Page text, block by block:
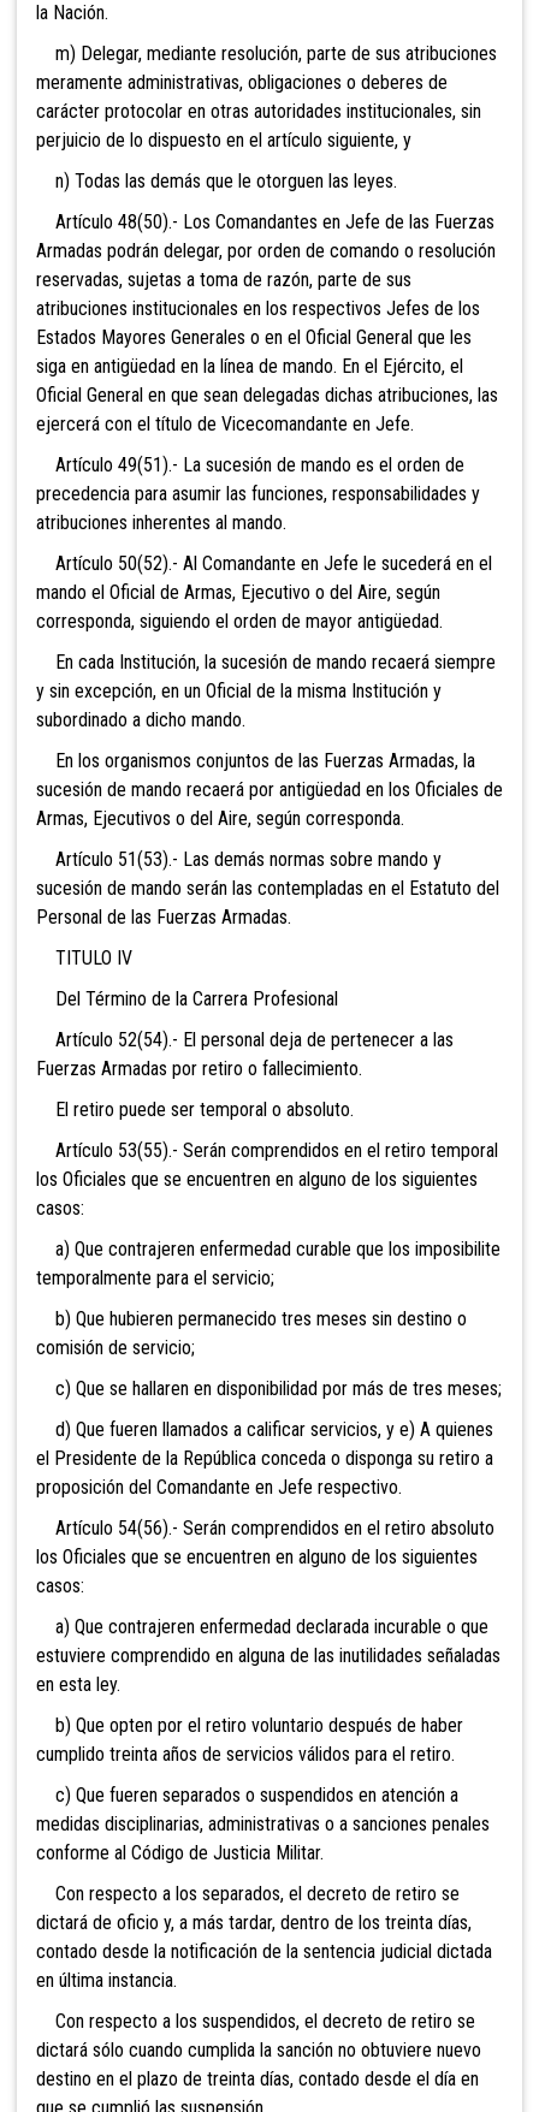
la Nación.
m) Delegar, mediante resolución, parte de sus atribuciones
meramente administrativas, obligaciones o deberes de
carácter protocolar en otras autoridades institucionales, sin
perjuicio de lo dispuesto en el artículo siguiente, y
n) Todas las demás que le otorguen las leyes.
Artículo 48(50).- Los Comandantes en Jefe de las Fuerzas
Armadas podrán delegar, por orden de comando o resolución
reservadas, sujetas a toma de razón, parte de sus
atribuciones institucionales en los respectivos Jefes de los
Estados Mayores Generales o en el Oficial General que les
siga en antigüedad en la línea de mando. En el Ejército, el
Oficial General en que sean delegadas dichas atribuciones, las
ejercerá con el título de Vicecomandante en Jefe.
Artículo 49(51).- La sucesión de mando es el orden de
precedencia para asumir las funciones, responsabilidades y
atribuciones inherentes al mando.
Artículo 50(52).- Al Comandante en Jefe le sucederá en el
mando el Oficial de Armas, Ejecutivo o del Aire, según
corresponda, siguiendo el orden de mayor antigüedad.
En cada Institución, la sucesión de mando recaerá siempre
y sin excepción, en un Oficial de la misma Institución y
subordinado a dicho mando.
En los organismos conjuntos de las Fuerzas Armadas, la
sucesión de mando recaerá por antigüedad en los Oficiales de
Armas, Ejecutivos o del Aire, según corresponda.
Artículo 51(53).- Las demás normas sobre mando y
sucesión de mando serán las contempladas en el Estatuto del
Personal de las Fuerzas Armadas.
TITULO IV
Del Término de la Carrera Profesional
Artículo 52(54).- El personal deja de pertenecer a las
Fuerzas Armadas por retiro o fallecimiento.
El retiro puede ser temporal o absoluto.
Artículo 53(55).- Serán comprendidos en el retiro temporal
los Oficiales que se encuentren en alguno de los siguientes
casos:
a) Que contrajeren enfermedad curable que los imposibilite
temporalmente para el servicio;
b) Que hubieren permanecido tres meses sin destino o
comisión de servicio;
c) Que se hallaren en disponibilidad por más de tres meses;
d) Que fueren llamados a calificar servicios, y e) A quienes
el Presidente de la República conceda o disponga su retiro a
proposición del Comandante en Jefe respectivo.
Artículo 54(56).- Serán comprendidos en el retiro absoluto
los Oficiales que se encuentren en alguno de los siguientes
casos:
a) Que contrajeren enfermedad declarada incurable o que
estuviere comprendido en alguna de las inutilidades señaladas
en esta ley.
b) Que opten por el retiro voluntario después de haber
cumplido treinta años de servicios válidos para el retiro.
c) Que fueren separados o suspendidos en atención a
medidas disciplinarias, administrativas o a sanciones penales
conforme al Código de Justicia Militar.
Con respecto a los separados, el decreto de retiro se
dictará de oficio y, a más tardar, dentro de los treinta días,
contado desde la notificación de la sentencia judicial dictada
en última instancia.
Con respecto a los suspendidos, el decreto de retiro se
dictará sólo cuando cumplida la sanción no obtuviere nuevo
destino en el plazo de treinta días, contado desde el día en